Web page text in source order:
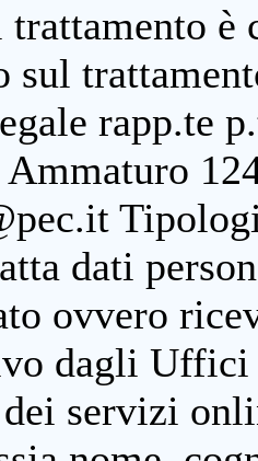
è
sul
rapp.te
dati
ovvero
dagli
dei servizi